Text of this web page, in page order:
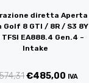
diretta Aperta
Golf 8 GTI / 8R / S3 8Y
EA888.4 Gen.4 –
Intake
€485,00 IVA